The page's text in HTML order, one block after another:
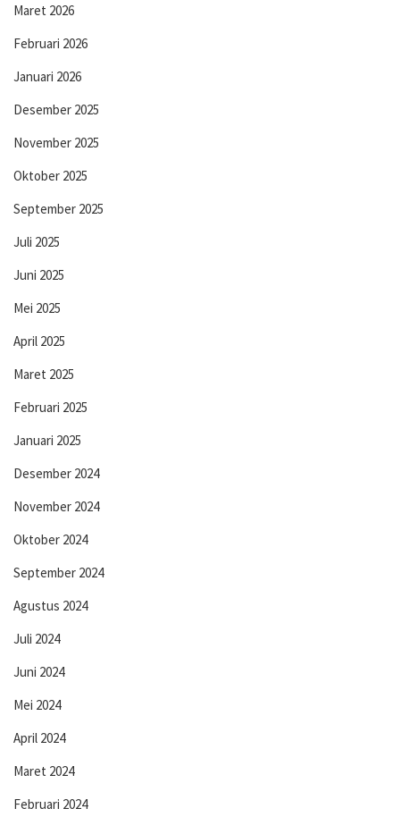
Maret 2026
Februari 2026
Januari 2026
Desember 2025
November 2025
Oktober 2025
September 2025
Juli 2025
Juni 2025
Mei 2025
April 2025
Maret 2025
Februari 2025
Januari 2025
Desember 2024
November 2024
Oktober 2024
September 2024
Agustus 2024
Juli 2024
Juni 2024
Mei 2024
April 2024
Maret 2024
Februari 2024